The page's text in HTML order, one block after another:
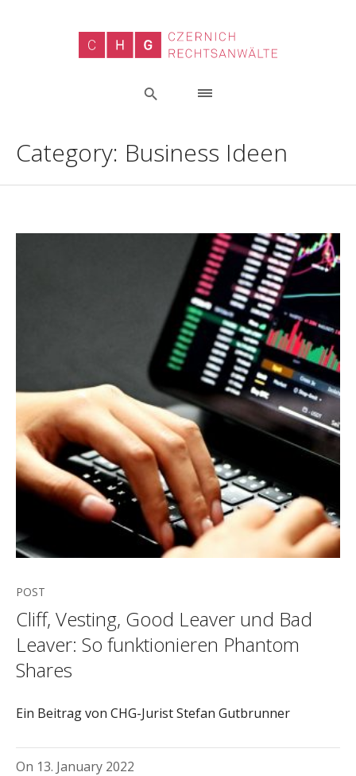
Category: Business Ideen
POST
Cliff, Vesting, Good Leaver und Bad
Leaver: So funktionieren Phantom
Shares
Ein Beitrag von CHG-Jurist Stefan Gutbrunner
On 13. January 2022